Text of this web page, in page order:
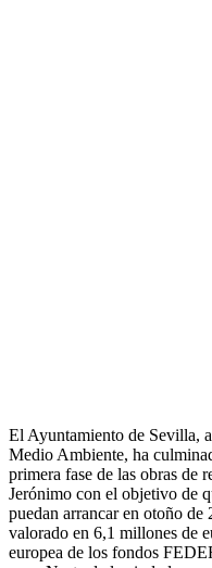
El Ayuntamiento de Sevilla,
Medio Ambiente, ha
primera fase de las obras de
Jerónimo con el objetivo de
puedan arrancar en otoño
valorado en 6,1 millones de
europea de los fondos